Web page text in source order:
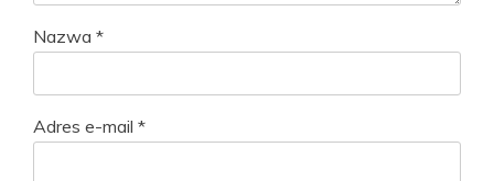
Nazwa *
Adres e-mail *